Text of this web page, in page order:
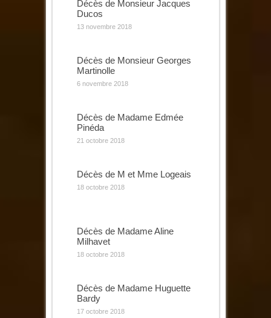
Décès de Monsieur Jacques
Ducos
13 novembre 2018
Décès de Monsieur Georges
Martinolle
6 novembre 2018
Décès de Madame Edmée
Pinéda
21 octobre 2018
Décès de M et Mme Logeais
18 octobre 2018
Décès de Madame Aline
Milhavet
18 octobre 2018
Décès de Madame Huguette
Bardy
17 octobre 2018